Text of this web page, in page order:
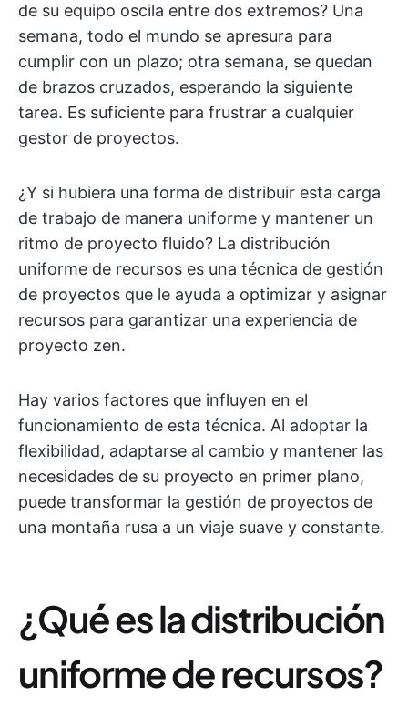
de su equipo oscila entre dos extremos? Una
semana, todo el mundo se apresura para
cumplir con un plazo; otra semana, se quedan
de brazos cruzados, esperando la siguiente
tarea. Es suficiente para frustrar a cualquier
gestor de proyectos.
¿Y si hubiera una forma de distribuir esta carga
de trabajo de manera uniforme y mantener un
ritmo de proyecto fluido? La distribución
uniforme de recursos es una técnica de gestión
de proyectos que le ayuda a optimizar y asignar
recursos para garantizar una experiencia de
proyecto zen.
Hay varios factores que influyen en el
funcionamiento de esta técnica. Al adoptar la
flexibilidad, adaptarse al cambio y mantener las
necesidades de su proyecto en primer plano,
puede transformar la gestión de proyectos de
una montaña rusa a un viaje suave y constante.
¿Qué es la distribución
uniforme de recursos?